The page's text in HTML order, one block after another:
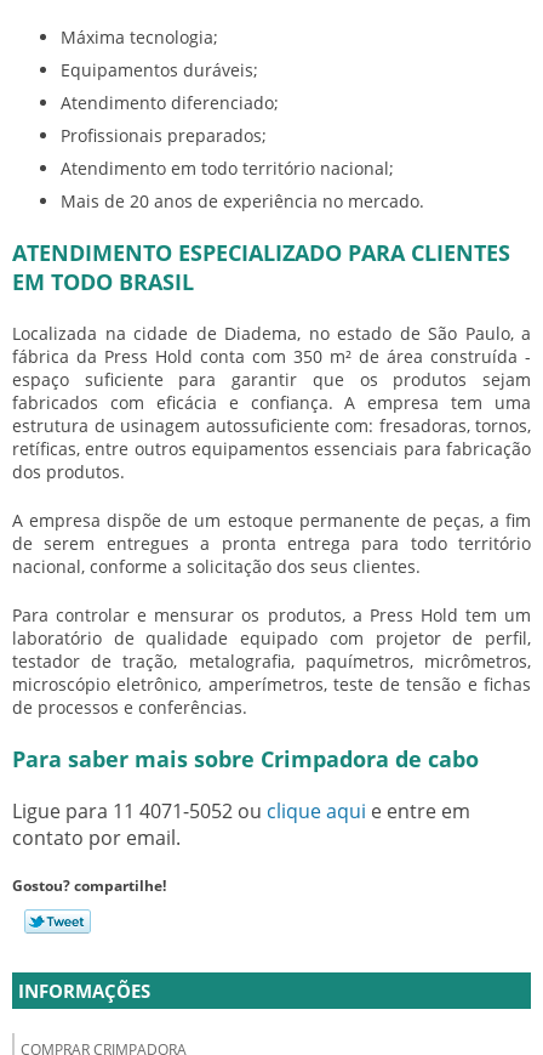
Máxima tecnologia;
Equipamentos duráveis;
Atendimento diferenciado;
Profissionais preparados;
Atendimento em todo território nacional;
Mais de 20 anos de experiência no mercado.
ATENDIMENTO ESPECIALIZADO PARA CLIENTES
EM TODO BRASIL
Localizada na cidade de Diadema, no estado de São Paulo, a
fábrica da Press Hold conta com 350 m² de área construída -
espaço suficiente para garantir que os produtos sejam
fabricados com eficácia e confiança. A empresa tem uma
estrutura de usinagem autossuficiente com: fresadoras, tornos,
retíficas, entre outros equipamentos essenciais para fabricação
dos produtos.
A empresa dispõe de um estoque permanente de peças, a fim
de serem entregues a pronta entrega para todo território
nacional, conforme a solicitação dos seus clientes.
Para controlar e mensurar os produtos, a Press Hold tem um
laboratório de qualidade equipado com projetor de perfil,
testador de tração, metalografia, paquímetros, micrômetros,
microscópio eletrônico, amperímetros, teste de tensão e fichas
de processos e conferências.
Para saber mais sobre Crimpadora de cabo
Ligue para 11 4071-5052 ou clique aqui e entre em
contato por email.
Gostou? compartilhe!
INFORMAÇÕES
COMPRAR CRIMPADORA